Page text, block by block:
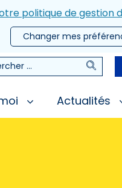
politique de gestion
Changer mes
Actualités